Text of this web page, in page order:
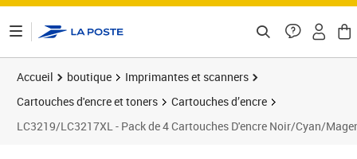
Accueil boutique
Imprimantes et scanners
Cartouches d'encre et toners
Cartouches d’encre
LC3219/LC3217XL - Pack de 4 Cartouches D'encre Noir/Cyan/